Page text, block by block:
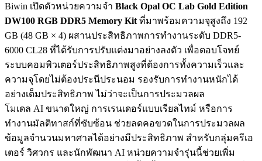
Biwin เปิดตัวหน่วยความจำ Black Opal OC Lab Gold Edition
DW100 RGB DDR5 Memory Kit ที่มาพร้อมความจุสูงถึง 192
GB (48 GB × 4) ผสานประสิทธิภาพการทำงานระดับ DDR5-
6000 CL28 ที่ได้รับการปรับแต่งมาอย่างลงตัว เพื่อตอบโจทย์
ระบบคอมพิวเตอร์ประสิทธิภาพสูงที่ต้องการทั้งความเร็วและ
ความจุโดยไม่ต้องประนีประนอม รองรับการทำงานหนักได้
อย่างเต็มประสิทธิภาพ ไม่ว่าจะเป็นการประมวลผล
โมเดล AI ขนาดใหญ่ การเรนเดอร์แบบเรียลไทม์ หรือการ
ทำงานมัลติทาสก์ที่ซับซ้อน ช่วยลดคอขวดในการประมวลผล
ข้อมูลจำนวนมหาศาลได้อย่างมีประสิทธิภาพ สำหรับกลุ่มครีเอ
เตอร์ วิศวกร และนักพัฒนา AI หน่วยความจำรุ่นนี้ช่วยเพิ่ม